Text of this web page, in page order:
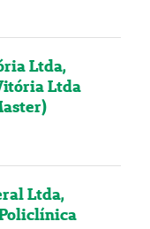
Ltda,
Ltda
Ltda,